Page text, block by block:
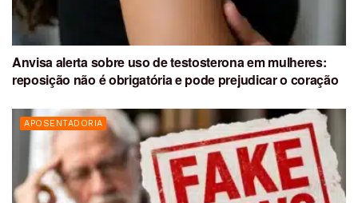
Anvisa alerta sobre uso de testosterona em mulheres:
reposição não é obrigatória e pode prejudicar o coração
APOSENTADORIA